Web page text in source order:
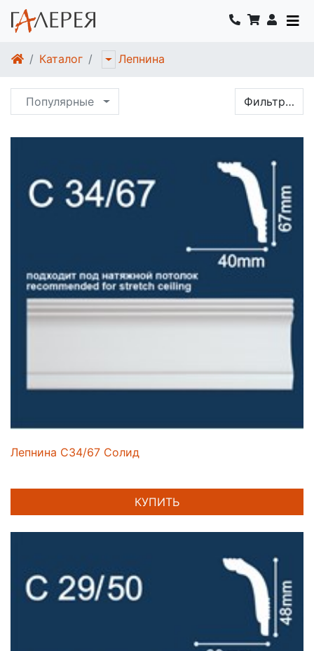
Каталог Лепнина
Популярные Фильтр…
Лепнина C34/67 Солид
КУПИТЬ